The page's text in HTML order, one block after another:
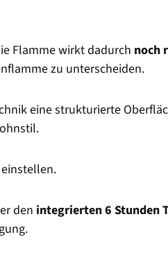
Flamme wirkt dadurch noch
zu unterscheiden.
eine strukturierte
den integrierten 6 Stunden